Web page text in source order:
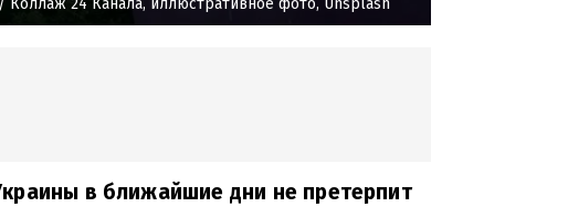
24 Канала, иллюстративное фото, Unsplash
в ближайшие дни не претерпит